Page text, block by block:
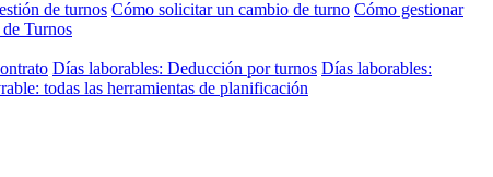
de turnos Cómo solicitar un cambio de turno Cómo gestionar
Turnos
Días laborables: Deducción por turnos Días laborables:
todas las herramientas de planificación